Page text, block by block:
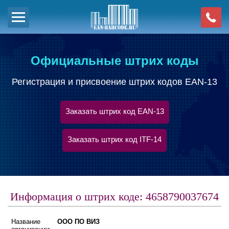
Официальные штрих коды
Регистрация и присвоение штрих кодов EAN-13
Заказать штрих код EAN-13
Заказать штрих код ITF-14
Информация о штрих коде: 4658790037674
Название
ООО ПО ВИЗ